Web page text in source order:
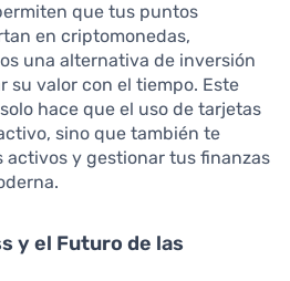
que tus puntos
en criptomonedas,
una alternativa de inversión
su valor con el tiempo. Este
hace que el uso de tarjetas
sino que también te
y gestionar tus finanzas
y el Futuro de las